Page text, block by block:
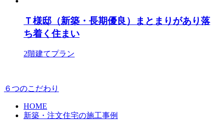
Ｔ様邸（新築・長期優良）まとまりがあり落
ち着く住まい
2階建てプラン
６つのこだわり
HOME
新築・注文住宅の施工事例